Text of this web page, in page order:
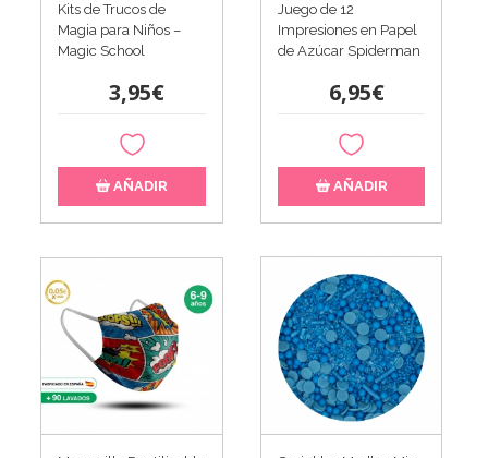
Kits de Trucos de
Magia para Niños –
Magic School
3,95€
AÑADIR
Juego de 12
Impresiones en Papel
de Azúcar Spiderman
6,95€
AÑADIR